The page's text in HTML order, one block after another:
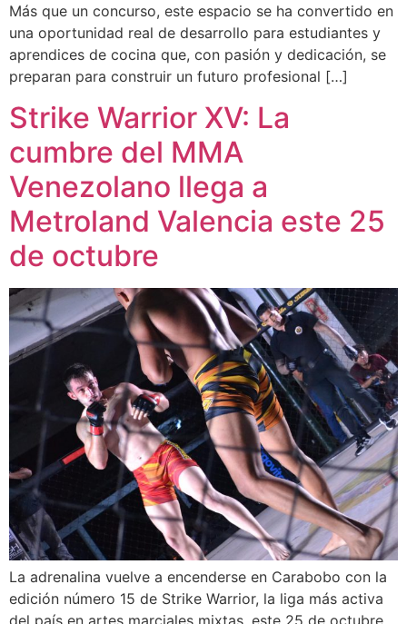
Más que un concurso, este espacio se ha convertido en
una oportunidad real de desarrollo para estudiantes y
aprendices de cocina que, con pasión y dedicación, se
preparan para construir un futuro profesional […]
Strike Warrior XV: La
cumbre del MMA
Venezolano llega a
Metroland Valencia este 25
de octubre
La adrenalina vuelve a encenderse en Carabobo con la
edición número 15 de Strike Warrior, la liga más activa
del país en artes marciales mixtas, este 25 de octubre